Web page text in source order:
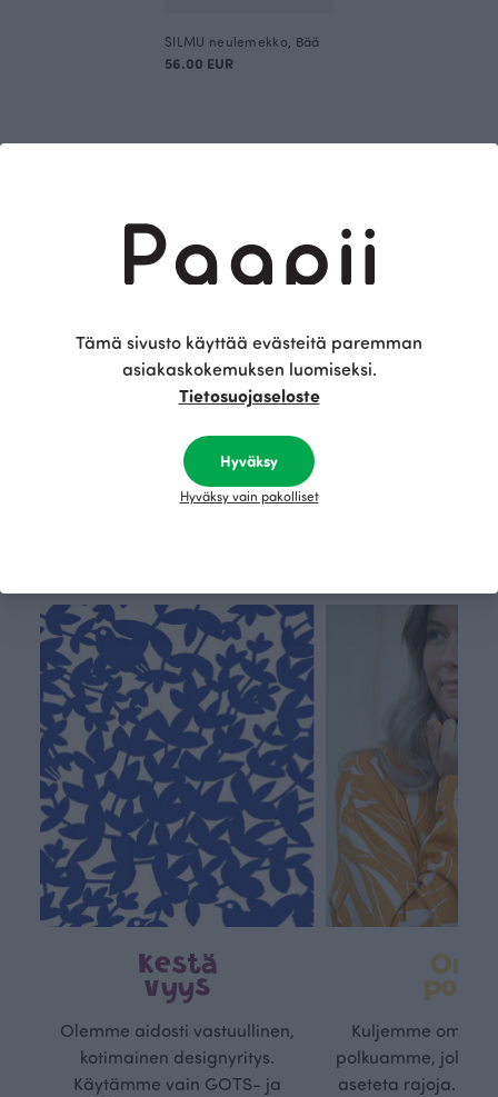
SILMU neulemekko, Bää
56.00 EUR
Täydennä asukokonaisuus näillä tuotteilla
SAAGA housut, musta
Musta
115.00 EUR
Kestä
vyys
Olemme aidosti vastuullinen,
kotimainen designyritys.
Käytämme vain GOTS- ja
Oma
Kuljemme omaa,
polkuamme, jolla
aseteta rajoja.
Tämä sivusto käyttää evästeitä paremman
asiakaskokemuksen luomiseksi.
Tietosuojaseloste
Hyväksy
Hyväksy vain pakolliset